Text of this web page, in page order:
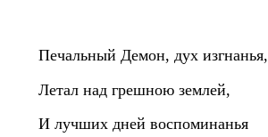
Печальный Демон, дух изгнанья,
Летал над грешною землей,
И лучших дней воспоминанья